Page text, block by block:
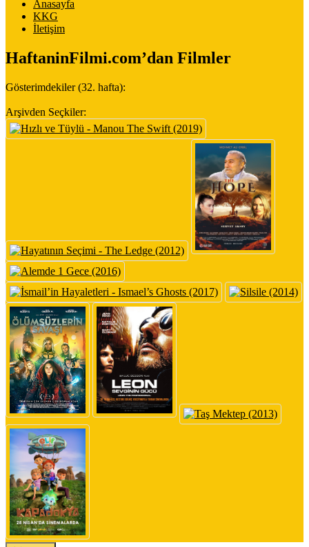
Anasayfa
KKG
İletişim
HaftaninFilmi.com’dan Filmler
Gösterimdekiler (32. hafta):
Arşivden Seçkiler: